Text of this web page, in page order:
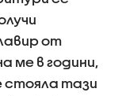
от
ме в години,
стояла тази